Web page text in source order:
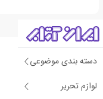
دسته بندی موضوعی
لوازم تحریر
درباره ژاکلین وودسن